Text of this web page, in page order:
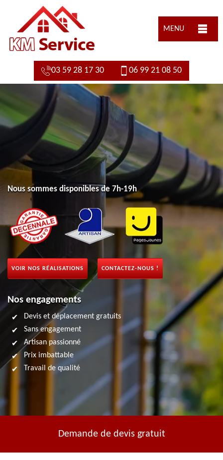
MENU
03 59 28 17 30 06 99 21 08 50
Nous sommes disponibles de 7h-19h
VOIR NOS RÉALISATIONS CONTACTEZ-NOUS !
Nos engagements
Devis et déplacement gratuits
Sans engagement
Artisan passionné
Prix imbattable
Travail de qualité
Demande de devis gratuit